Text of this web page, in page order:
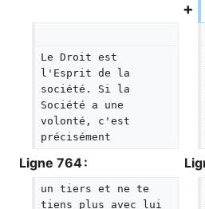
Le Droit est
l'Esprit de la
société. Si la
Société a une
volonté, c'est
précisément
Ligne 764 :
un tiers et ne te
tiens plus avec lui